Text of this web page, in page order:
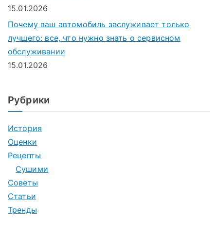
15.01.2026
Почему ваш автомобиль заслуживает только
лучшего: все, что нужно знать о сервисном
обслуживании
15.01.2026
Рубрики
История
Оценки
Рецепты
Сушими
Советы
Статьи
Тренды